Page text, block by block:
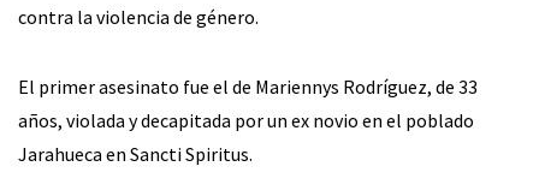
contra la violencia de género.
El primer asesinato fue el de Mariennys Rodríguez, de 33
años, violada y decapitada por un ex novio en el poblado
Jarahueca en Sancti Spiritus.